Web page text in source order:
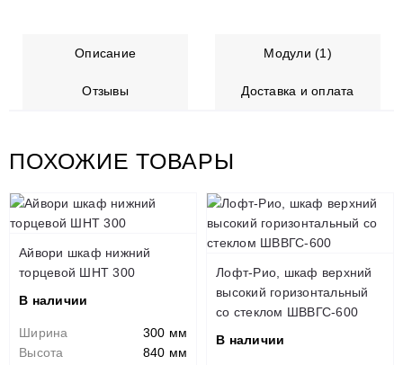
Описание Модули (1)
Отзывы Доставка и оплата
ПОХОЖИЕ ТОВАРЫ
Айвори шкаф нижний
торцевой ШНТ 300
В наличии
Ширина
300 мм
Высота
840 мм
Лофт-Рио, шкаф верхний
высокий горизонтальный
со стеклом ШВВГС-600
В наличии